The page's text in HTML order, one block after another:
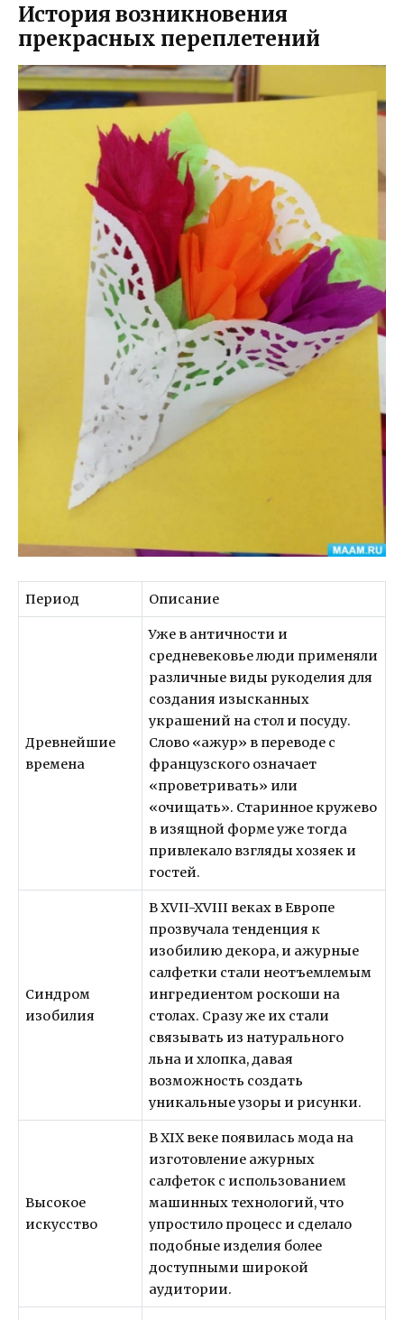
История возникновения
прекрасных переплетений
Период Описание
Древнейшие
времена
Уже в античности и
средневековье люди применяли
различные виды рукоделия для
создания изысканных
украшений на стол и посуду.
Слово «ажур» в переводе с
французского означает
«проветривать» или
«очищать». Старинное кружево
в изящной форме уже тогда
привлекало взгляды хозяек и
гостей.
Синдром
изобилия
В XVII-XVIII веках в Европе
прозвучала тенденция к
изобилию декора, и ажурные
салфетки стали неотъемлемым
ингредиентом роскоши на
столах. Сразу же их стали
связывать из натурального
льна и хлопка, давая
возможность создать
уникальные узоры и рисунки.
Высокое
искусство
В XIX веке появилась мода на
изготовление ажурных
салфеток с использованием
машинных технологий, что
упростило процесс и сделало
подобные изделия более
доступными широкой
аудитории.